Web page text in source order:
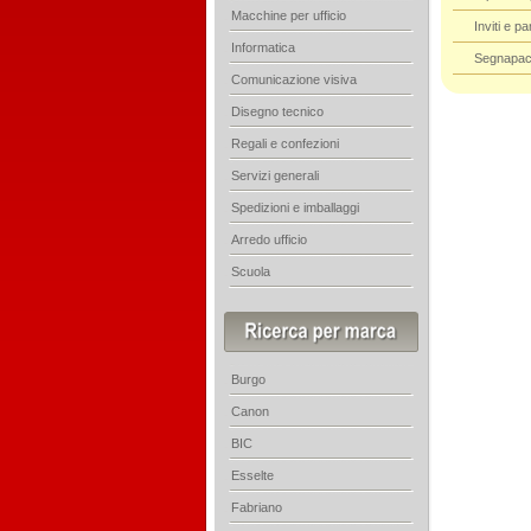
Inviti e
Macchine per ufficio
Informatica
Comunicazione visiva
Disegno tecnico
Regali e confezioni
Servizi generali
Spedizioni e imballaggi
Arredo ufficio
Scuola
Burgo
Canon
BIC
Esselte
Fabriano